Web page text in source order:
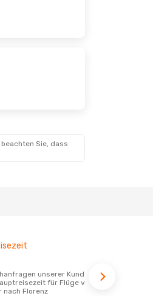
Sie, dass
für Flüge von
nach Florenz